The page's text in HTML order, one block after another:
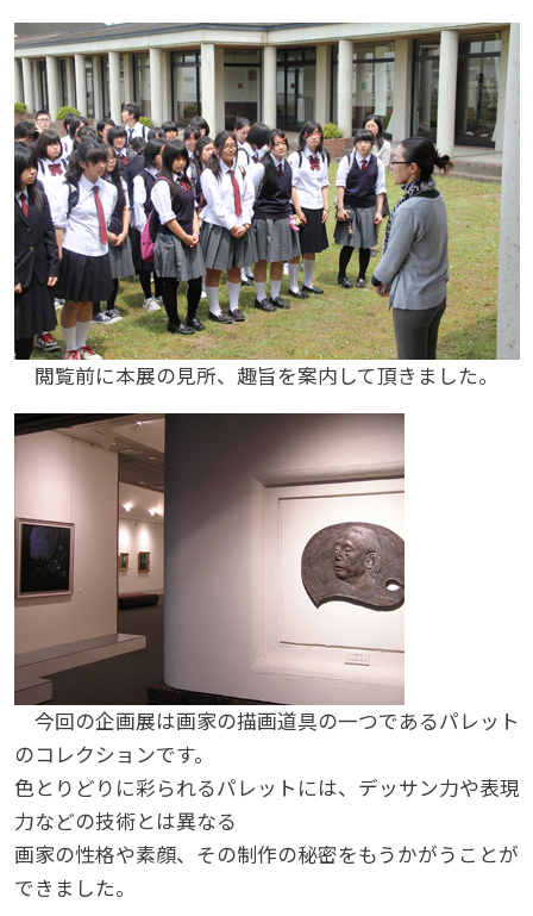
閲覧前に本展の見所、趣旨を案内して頂きました。
今回の企画展は画家の描画道具の一つであるパレット
のコレクションです。
色とりどりに彩られるパレットには、デッサン力や表現
力などの技術とは異なる
画家の性格や素顔、その制作の秘密をもうかがうことが
できました。